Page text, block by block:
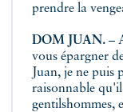
prendre la
DOM JUAN. –
vous épargner
Juan, je ne puis
raisonnable
gentilshommes,